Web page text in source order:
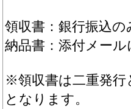
領収書：銀行振込
納品書：添付メール
※領収書は二重発行
となります。